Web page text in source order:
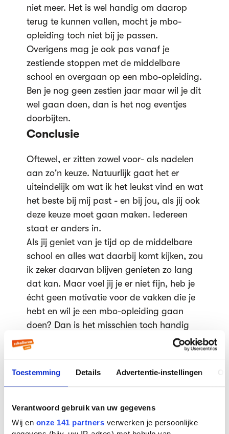
Toestemming Details Advertentie-instellingen
Verantwoord gebruik van uw gegevens
Wij en onze 141 partners verwerken je persoonlijke
niet meer. Het is wel handig om daarop
terug te kunnen vallen, mocht je mbo-
opleiding toch niet bij je passen.
Overigens mag je ook pas vanaf je
zestiende stoppen met de middelbare
school en overgaan op een mbo-opleiding.
Ben je nog geen zestien jaar maar wil je dit
wel gaan doen, dan is het nog eventjes
doorbijten.
Conclusie
Oftewel, er zitten zowel voor- als nadelen
aan zo'n keuze. Natuurlijk gaat het er
uiteindelijk om wat ik het leukst vind en wat
het beste bij mij past - en bij jou, als jij ook
deze keuze moet gaan maken. Iedereen
staat er anders in.
Als jij geniet van je tijd op de middelbare
school en alles wat daarbij komt kijken, zou
ik zeker daarvan blijven genieten zo lang
dat kan. Maar voel jij je er niet fijn, heb je
écht geen motivatie voor de vakken die je
hebt en wil je een mbo-opleiding gaan
doen? Dan is het misschien toch handig
om je er verder over in te lezen.
Mijn keuze tot nu toe
Ik ben zelf nog erg aan het twijfelen,
mentor heeft een geweldige metafoor
bedacht waar ik steeds aan moet denken: